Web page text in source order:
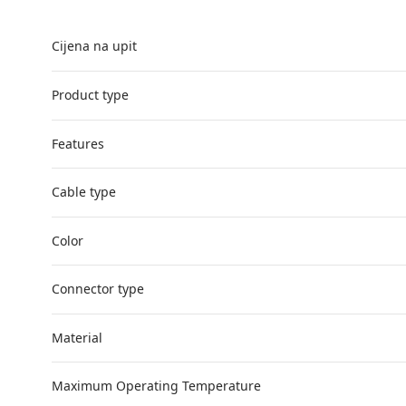
Cijena na upit
Product type
Features
Cable type
Color
Connector type
Material
Maximum Operating Temperature